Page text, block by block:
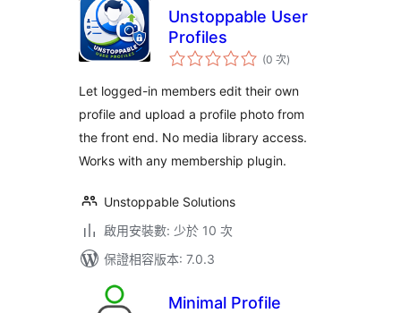
Unstoppable User
Profiles
(0 次評
分
數
)
Let logged-in members edit their own
profile and upload a profile photo from
the front end. No media library access.
Works with any membership plugin.
Unstoppable Solutions
啟用安裝數: 少於 10 次
保證相容版本: 7.0.3
Minimal Profile